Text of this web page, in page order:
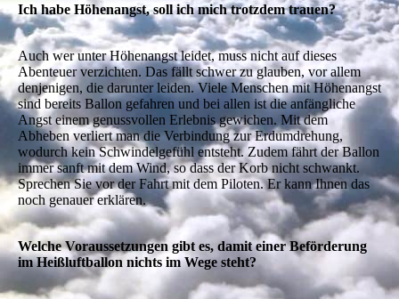
Ich habe Höhenangst, soll ich mich trotzdem trauen?
Auch wer unter Höhenangst leidet, muss nicht auf dieses
Abenteuer verzichten. Das fällt schwer zu glauben, vor allem
denjenigen, die darunter leiden. Viele Menschen mit Höhenangst
sind bereits Ballon gefahren und bei allen ist die anfängliche
Angst einem genussvollen Erlebnis gewichen. Mit dem
Abheben verliert man die Verbindung zur Erdumdrehung,
wodurch kein Schwindelgefühl entsteht. Zudem fährt der Ballon
immer sanft mit dem Wind, so dass der Korb nicht schwankt.
Sprechen Sie vor der Fahrt mit dem Piloten. Er kann Ihnen das
noch genauer erklären.
Welche Voraussetzungen gibt es, damit einer Beförderung
im Heißluftballon nichts im Wege steht?